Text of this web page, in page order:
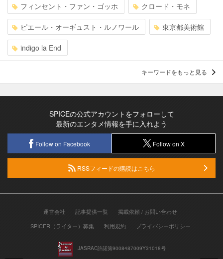
フィンセント・ファン・ゴッホ クロード・モネ
ピエール・オーギュスト・ルノワール 東京都美術館
indigo la End
キーワードをもっと見る
SPICEの公式アカウントをフォローして
最新のエンタメ情報を手に入れよう
Follow on Facebook Follow on X
RSSフィードの購読はこちら
運営会社 記事提供一覧
掲載依頼 / お問い合わせ
SPICER（ライター）募集
利用規約 プライバシーポリシー
JASRAC許諾第9008487009Y31018号